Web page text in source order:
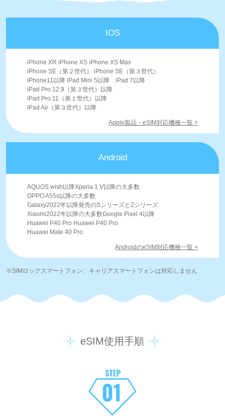
IOS
iPhone XR iPhone XS iPhone XS Max
iPhone SE（第２世代） iPhone SE（第３世代）
iPhone11以降 iPad Mini 5以降 iPad 7以降
iPad Pro 12.9（第３世代）以降
iPad Pro 11（第１世代）以降
iPad Air（第３世代）以降
Apple製品・eSIM対応機種一覧 >
Android
AQUOS wish以降Xperia 1 V以降の大多数
OPPO A55s以降の大多数
Galaxy2022年以降発売のSシリーズとZシリーズ
Xiaomi2022年以降の大多数Google Pixel 4以降
Huawei P40 Pro Huawei P40 Pro
Huawei Mate 40 Pro
AndroidのeSIM対応機種一覧 >
※SIMロックスマートフォン、キャリアスマートフォンは対応しません
eSIM使用手順